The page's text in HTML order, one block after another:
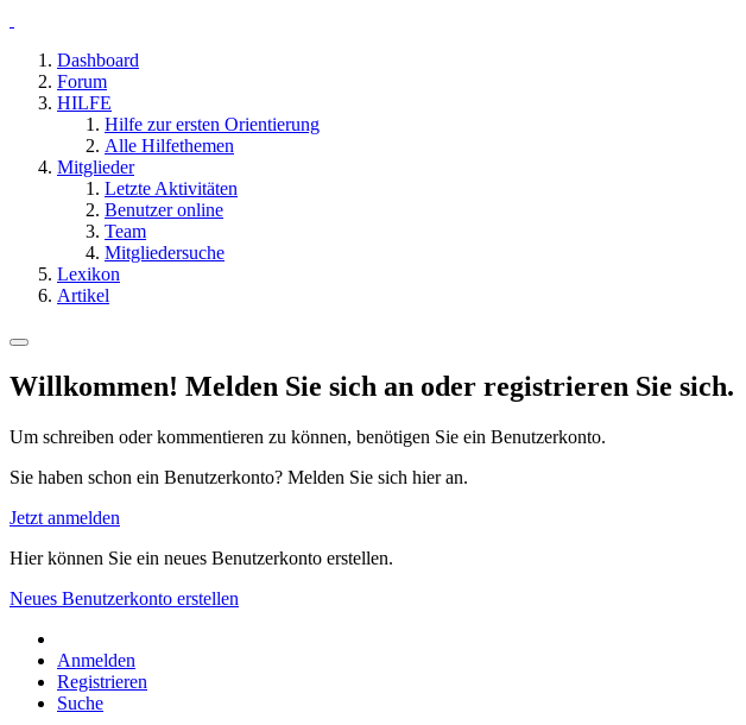
Dashboard
Forum
HILFE
Hilfe zur ersten Orientierung
Alle Hilfethemen
Mitglieder
Letzte Aktivitäten
Benutzer online
Team
Mitgliedersuche
Lexikon
Artikel
Willkommen! Melden Sie sich an oder registrieren Sie sich.
Um schreiben oder kommentieren zu können, benötigen Sie ein Benutzerkonto.
Sie haben schon ein Benutzerkonto? Melden Sie sich hier an.
Jetzt anmelden
Hier können Sie ein neues Benutzerkonto erstellen.
Neues Benutzerkonto erstellen
Anmelden
Registrieren
Suche